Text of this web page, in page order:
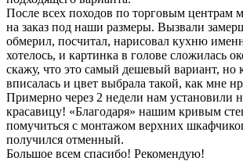
После всех походов по торговым центрам
на заказ под наши размеры. Вызвали
обмерил, посчитал, нарисовал кухню
хотелось, и картинка в голове сложилась
скажу, что это самый дешевый вариант, но
вписалась и цвет выбрала такой, как мне
Примерно через 2 недели нам установили
красавицу! «Благодаря» нашим кривым
помучиться с монтажом верхних
получился отменный.
Большое всем спасибо! Рекомендую!